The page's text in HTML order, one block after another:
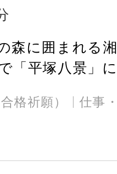
森に囲まれる
「平塚八景」
格祈願）
仕事